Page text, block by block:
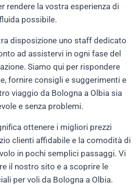
rendere la vostra esperienza di
possibile.
disposizione uno staff dedicato
ad assistervi in ogni fase del
Siamo qui per rispondere
fornire consigli e suggerimenti e
viaggio da Bologna a Olbia sia
e senza problemi.
ottenere i migliori prezzi
clienti affidabile e la comodità di
in pochi semplici passaggi. Vi
il nostro sito e a scoprire le
per voli da Bologna a Olbia.